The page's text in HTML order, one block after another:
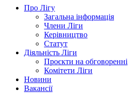
Про Лігу
Загальна інформація
Члени Ліги
Керівництво
Статут
Діяльність Ліги
Проєкти на обговоренні
Комітети Ліги
Новини
Вакансії